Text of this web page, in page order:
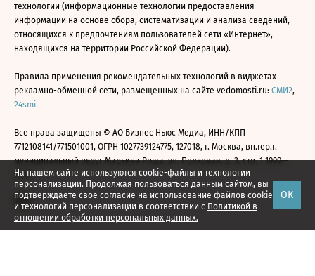
На нашем сайте используются cookie-файлы и технологии
персонализации. Продолжая пользоваться данным сайтом, вы
подтверждаете свое согласие на использование файлов cookie
и технологий персонализации в соответствии с Политикой в
отношении обработки персональных данных.
ОК
технологии (информационные технологии предоставления
информации на основе сбора, систематизации и анализа сведений,
относящихся к предпочтениям пользователей сети «Интернет»,
находящихся на территории Российской Федерации).
Правила применения рекомендательных технологий в виджетах
рекламно-обменной сети, размещенных на сайте vedomosti.ru: СМИ2,
24smi
Все права защищены © АО Бизнес Ньюс Медиа, ИНН/КПП
7712108141/771501001, ОГРН 1027739124775, 127018, г. Москва, вн.тер.г.
муниципальный округ Марьина Роща, ул. Полковая, д. 3, стр. 1 1999—
2026